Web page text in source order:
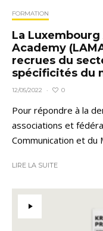
FORMATION
La
Academy
recrues du
spécificités du
12/05/2022 · 0
Pour répondre à la
associations et
Communication et du
LIRE LA SUITE